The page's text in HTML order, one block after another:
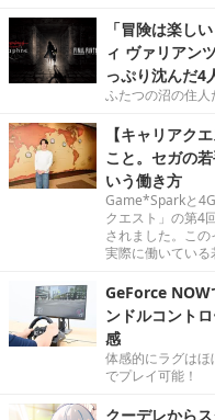
「冒険は楽し
ィ ヴァリアン
っぷり沈んだ4
ふたつの沼の住人
【キャリアク
こと。セガの
いう働き方
Game*Sparkと
クエスト」の第4
されました。こ
実際に働いている
GeForce
ンドルコント
感
体感的にラグは
でプレイ可能！
クーデレから